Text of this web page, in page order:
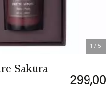
1 / 5
Sakura
299,00